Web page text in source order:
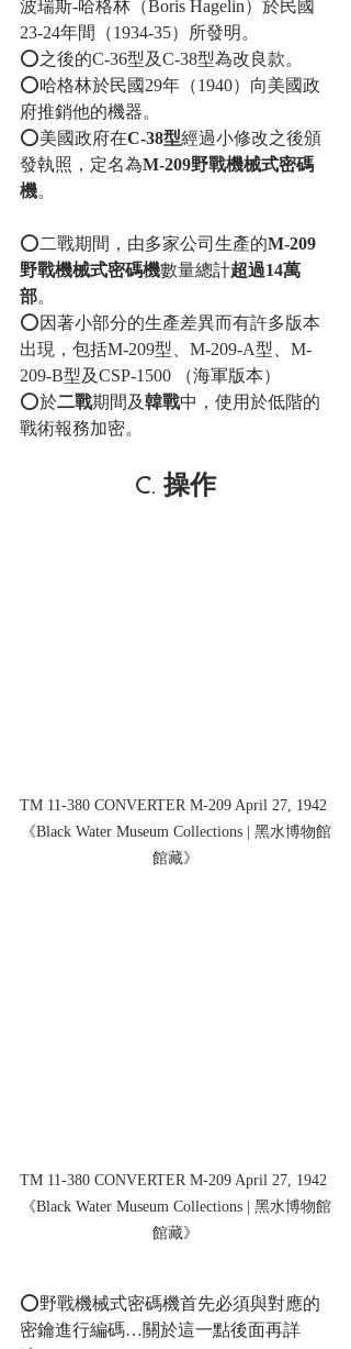
波瑞斯-哈格林（Boris Hagelin）於民國
23-24年間（1934-35）所發明。
⭕之後的C-36型及C-38型為改良款。
⭕哈格林於民國29年（1940）向美國政
府推銷他的機器。
⭕美國政府在C-38型經過小修改之後頒
發執照，定名為M-209野戰機械式密碼
機。
⭕二戰期間，由多家公司生產的M-209
野戰機械式密碼機數量總計超過14萬
部。
⭕因著小部分的生產差異而有許多版本
出現，包括M-209型、M-209-A型、M-
209-B型及CSP-1500 （海軍版本）
⭕於二戰期間及韓戰中，使用於低階的
戰術報務加密。
C. 操作
TM 11-380 CONVERTER M-209 April 27, 1942
《Black Water Museum Collections | 黑水博物館
館藏》
TM 11-380 CONVERTER M-209 April 27, 1942
《Black Water Museum Collections | 黑水博物館
館藏》
⭕野戰機械式密碼機首先必須與對應的
密鑰進行編碼…關於這一點後面再詳